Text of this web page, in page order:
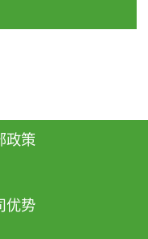
规定的标准检测方
气采样量准确，检
可靠，远胜于其他
政策
优势